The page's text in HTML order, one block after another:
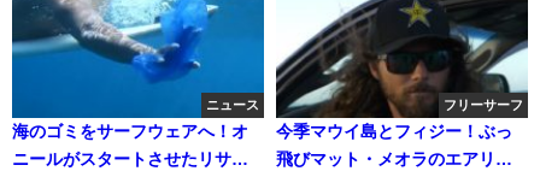
ニュース
海のゴミをサーフウェアへ！オ
ニールがスタートさせたリサイ
フリーサーフ
今季マウイ島とフィジー！ぶっ
飛びマット・メオラのエアリア